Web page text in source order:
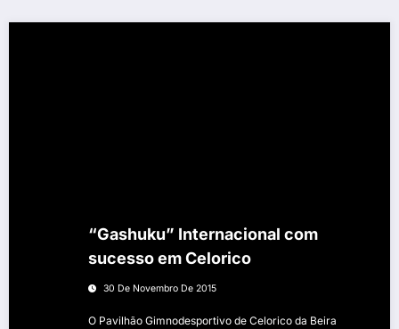
“Gashuku” Internacional com
sucesso em Celorico
30 De Novembro De 2015
O Pavilhão Gimnodesportivo de Celorico da Beira